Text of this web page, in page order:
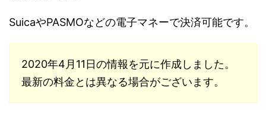
SuicaやPASMOなどの電子マネーで決済可能です。
2020年4月11日の情報を元に作成しました。
最新の料金とは異なる場合がございます。